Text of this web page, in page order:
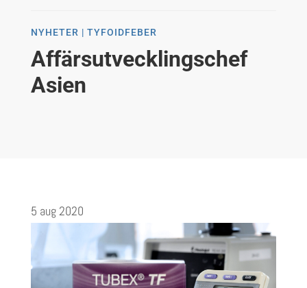
NYHETER | TYFOIDFEBER
Affärsutvecklingschef
Asien
5 aug 2020